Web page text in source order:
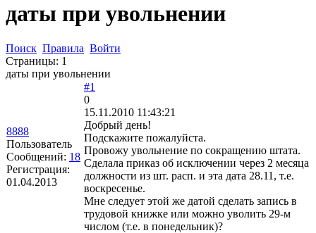
даты при увольнении
Поиск Правила Войти
Страницы: 1
даты при увольнении
8888
Пользователь
Сообщений: 18
Регистрация:
01.04.2013
#1
0
15.11.2010 11:43:21
Добрый день!
Подскажите пожалуйста.
Провожу увольнение по сокращению штата.
Сделала приказ об исключении через 2 месяца
должности из шт. расп. и эта дата 28.11, т.е.
воскресенье.
Мне следует этой же датой сделать запись в
трудовой книжке или можно уволить 29-м
числом (т.е. в понедельник)?